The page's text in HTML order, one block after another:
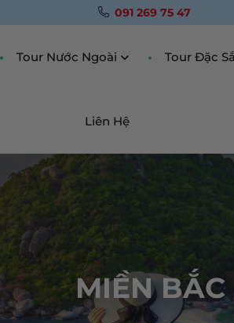
091 269 75 47
Tour Nước Ngoài Tour Đặc
Liên Hệ
MIỀN BẮC